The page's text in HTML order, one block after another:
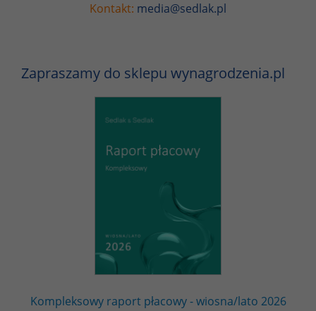
Kontakt: media@sedlak.pl
Zapraszamy do sklepu wynagrodzenia.pl
Kompleksowy raport płacowy - wiosna/lato 2026